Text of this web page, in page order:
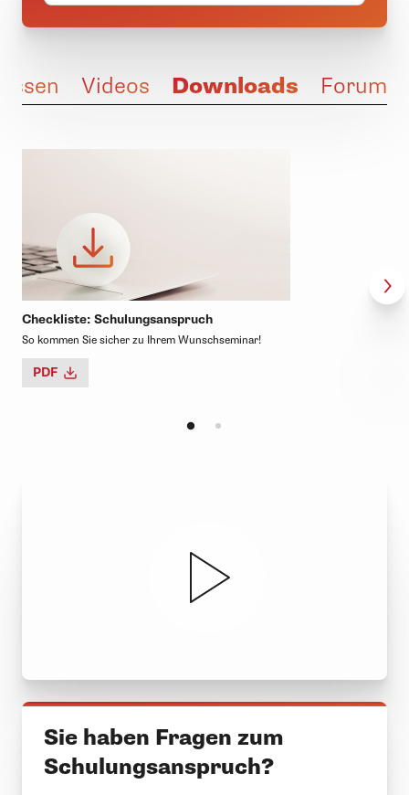
Videos Downloads Forum
Checkliste: Schulungsanspruch
So kommen Sie sicher zu Ihrem Wunschseminar!
PDF
Sie haben Fragen zum
Schulungsanspruch?